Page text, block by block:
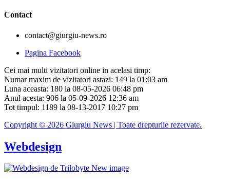
Contact
contact@giurgiu-news.ro
Pagina Facebook
Cei mai multi vizitatori online in acelasi timp:
Numar maxim de vizitatori astazi: 149 la 01:03 am
Luna aceasta: 180 la 08-05-2026 06:48 pm
Anul acesta: 906 la 05-09-2026 12:36 am
Tot timpul: 1189 la 08-13-2017 10:27 pm
Copyright © 2026 Giurgiu News | Toate drepturile rezervate.
Webdesign